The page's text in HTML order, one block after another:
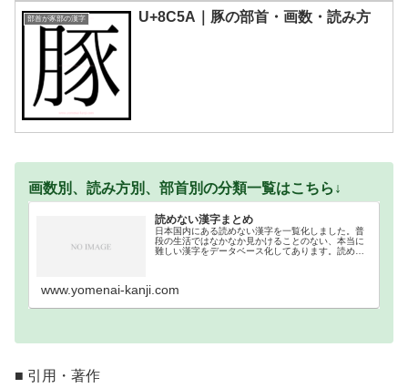
部首が豕部の漢字 U+8C5A｜豚の部首・画数・読み方
画数別、読み方別、部首別の分類一覧はこちら↓
読めない漢字まとめ
日本国内にある読めない漢字を一覧化しました。普
段の生活ではなかなか見かけることのない、本当に
難しい漢字をデータベース化してあります。読めな
www.yomenai-kanji.com
■ 引用・著作